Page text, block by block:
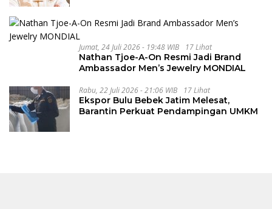
Jumat, 24 Juli 2026 - 19:48 WIB 17 Lihat
Nathan Tjoe-A-On Resmi Jadi Brand
Ambassador Men’s Jewelry MONDIAL
Rabu, 22 Juli 2026 - 21:06 WIB 17 Lihat
Ekspor Bulu Bebek Jatim Melesat,
Barantin Perkuat Pendampingan UMKM